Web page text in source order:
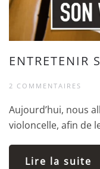
ENTRETENIR
2 COMMENTAIRES
Aujourd’hui, nous
violoncelle, afin de
Lire la suite